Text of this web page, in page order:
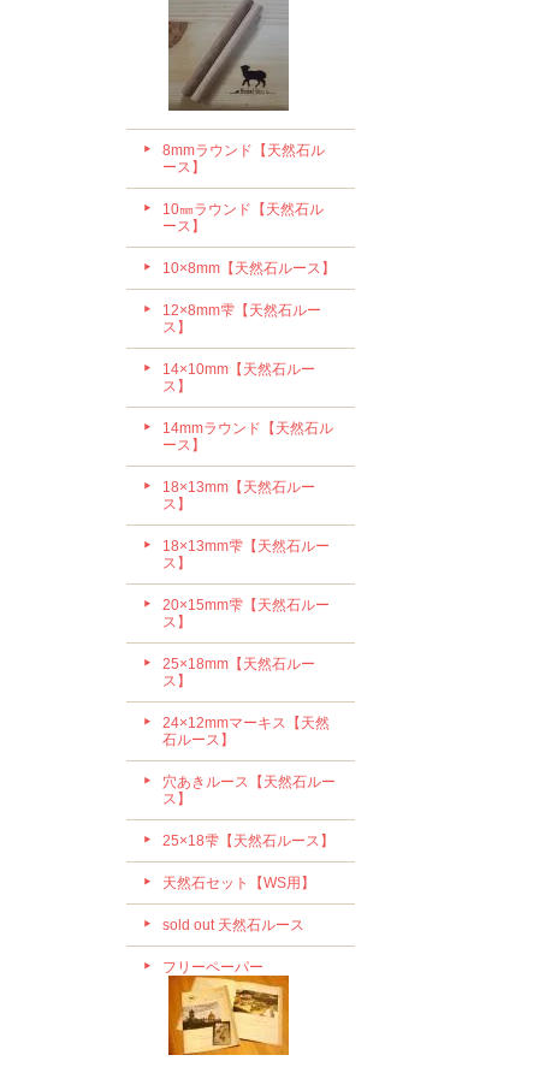
8mmラウンド【天然石ル
ース】
10㎜ラウンド【天然石ル
ース】
10×8mm【天然石ルース】
12×8mm雫【天然石ルー
ス】
14×10mm【天然石ルー
ス】
14mmラウンド【天然石ル
ース】
18×13mm【天然石ルー
ス】
18×13mm雫【天然石ルー
ス】
20×15mm雫【天然石ルー
ス】
25×18mm【天然石ルー
ス】
24×12mmマーキス【天然
石ルース】
穴あきルース【天然石ルー
ス】
25×18雫【天然石ルース】
天然石セット【WS用】
sold out 天然石ルース
フリーペーパー